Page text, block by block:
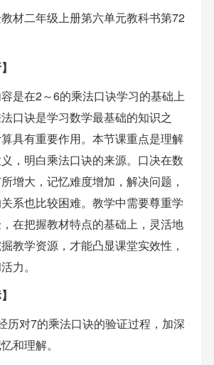
材二年级上册第六单元教科书第72
是在2～6的乘法口诀学习的基础上
口诀是学习数学最基础的知识之
具有重要作用。本节课重点是理解
，明白乘法口诀的来源。口决在数
增大，记忆难度增加，解决问题，
系也比较困难。教学中需要尊重学
在把握教材特点的基础上，灵活地
教学资源，才能凸显课堂实效性，
力。
历对7的乘法口诀的验证过程，加深
和理解。